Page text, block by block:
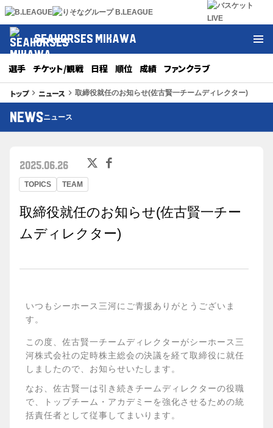
SEAHORSES MIKAWA
選手 チケット/観戦 日程 順位 成績 ファンクラブ
トップkeyboard_arrow_right ニュース keyboard_arrow_right 取締役就任のお知らせ(佐古賢一チームディレクター)
NEWSニュース
TOPICS TEAM
2025.06.26
取締役就任のお知らせ(佐古賢一チー
ムディレクター)
いつもシーホース三河にご青援ありがとうございま
す。
この度、佐古賢一チームディレクターがシーホース三
河株式会社の定時株主総会の決議を経て取締役に就任
しましたので、お知らせいたします。
なお、佐古賢一は引き続きチームディレクターの役職
で、トップチーム・アカデミーを強化させるための統
括責任者として従事してまいります。